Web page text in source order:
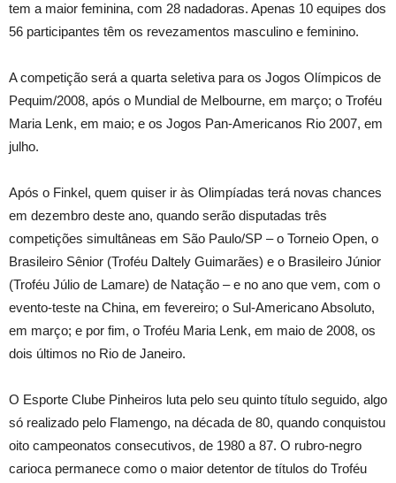
tem a maior feminina, com 28 nadadoras. Apenas 10 equipes dos
56 participantes têm os revezamentos masculino e feminino.
A competição será a quarta seletiva para os Jogos Olímpicos de
Pequim/2008, após o Mundial de Melbourne, em março; o Troféu
Maria Lenk, em maio; e os Jogos Pan-Americanos Rio 2007, em
julho.
Após o Finkel, quem quiser ir às Olimpíadas terá novas chances
em dezembro deste ano, quando serão disputadas três
competições simultâneas em São Paulo/SP – o Torneio Open, o
Brasileiro Sênior (Troféu Daltely Guimarães) e o Brasileiro Júnior
(Troféu Júlio de Lamare) de Natação – e no ano que vem, com o
evento-teste na China, em fevereiro; o Sul-Americano Absoluto,
em março; e por fim, o Troféu Maria Lenk, em maio de 2008, os
dois últimos no Rio de Janeiro.
O Esporte Clube Pinheiros luta pelo seu quinto título seguido, algo
só realizado pelo Flamengo, na década de 80, quando conquistou
oito campeonatos consecutivos, de 1980 a 87. O rubro-negro
carioca permanece como o maior detentor de títulos do Troféu